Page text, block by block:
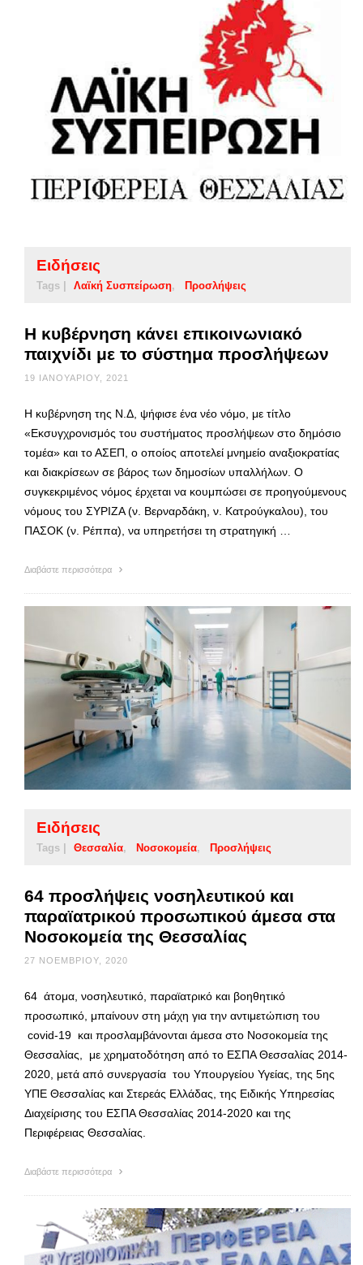
Ειδήσεις
Tags | Λαϊκή Συσπείρωση Προσλήψεις
Η κυβέρνηση κάνει επικοινωνιακό
παιχνίδι με το σύστημα προσλήψεων
19 ΙΑΝΟΥΑΡΊΟΥ, 2021
Η κυβέρνηση της Ν.Δ, ψήφισε ένα νέο νόμο, με τίτλο
«Εκσυγχρονισμός του συστήματος προσλήψεων στο δημόσιο
τομέα» και το ΑΣΕΠ, ο οποίος αποτελεί μνημείο αναξιοκρατίας
και διακρίσεων σε βάρος των δημοσίων υπαλλήλων. Ο
συγκεκριμένος νόμος έρχεται να κουμπώσει σε προηγούμενους
νόμους του ΣΥΡΙΖΑ (ν. Βερναρδάκη, ν. Κατρούγκαλου), του
ΠΑΣΟΚ (ν. Ρέππα), να υπηρετήσει τη στρατηγική …
Διαβάστε περισσότερα
Ειδήσεις
Tags | Θεσσαλία Νοσοκομεία Προσλήψεις
64 προσλήψεις νοσηλευτικού και
παραϊατρικού προσωπικού άμεσα στα
Νοσοκομεία της Θεσσαλίας
27 ΝΟΕΜΒΡΊΟΥ, 2020
64 άτομα, νοσηλευτικό, παραϊατρικό και βοηθητικό
προσωπικό, μπαίνουν στη μάχη για την αντιμετώπιση του
covid-19 και προσλαμβάνονται άμεσα στο Νοσοκομεία της
Θεσσαλίας, με χρηματοδότηση από το ΕΣΠΑ Θεσσαλίας 2014-
2020, μετά από συνεργασία του Υπουργείου Υγείας, της 5ης
ΥΠΕ Θεσσαλίας και Στερεάς Ελλάδας, της Ειδικής Υπηρεσίας
Διαχείρισης του ΕΣΠΑ Θεσσαλίας 2014-2020 και της
Περιφέρειας Θεσσαλίας.
Διαβάστε περισσότερα